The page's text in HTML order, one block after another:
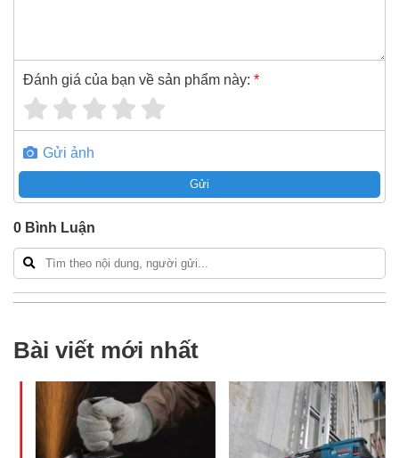
Đánh giá của bạn về sản phẩm này: *
Gửi ảnh
Gửi
0 Bình Luận
Bài viết mới nhất